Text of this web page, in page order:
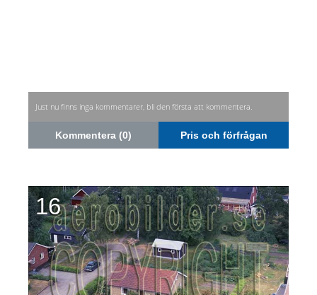
Just nu finns inga kommentarer, bli den första att kommentera.
Kommentera (0) Pris och förfrågan
16